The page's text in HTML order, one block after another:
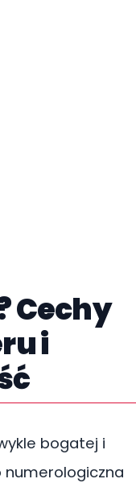
Cechy
i
bogatej i
numerologiczna